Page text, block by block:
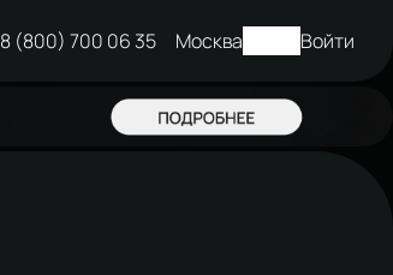
8 (800) 700 06 35 Москва Войти